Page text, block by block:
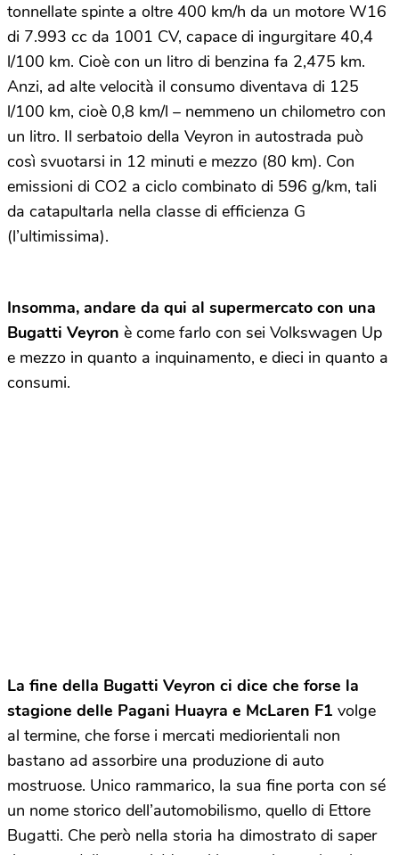
tonnellate spinte a oltre 400 km/h da un motore W16
di 7.993 cc da 1001 CV, capace di ingurgitare 40,4
l/100 km. Cioè con un litro di benzina fa 2,475 km.
Anzi, ad alte velocità il consumo diventava di 125
l/100 km, cioè 0,8 km/l – nemmeno un chilometro con
un litro. Il serbatoio della Veyron in autostrada può
così svuotarsi in 12 minuti e mezzo (80 km). Con
emissioni di CO2 a ciclo combinato di 596 g/km, tali
da catapultarla nella classe di efficienza G
(l’ultimissima).
Insomma, andare da qui al supermercato con una
Bugatti Veyron è come farlo con sei Volkswagen Up
e mezzo in quanto a inquinamento, e dieci in quanto a
consumi.
La fine della Bugatti Veyron ci dice che forse la
stagione delle Pagani Huayra e McLaren F1 volge
al termine, che forse i mercati mediorientali non
bastano ad assorbire una produzione di auto
mostruose. Unico rammarico, la sua fine porta con sé
un nome storico dell’automobilismo, quello di Ettore
Bugatti. Che però nella storia ha dimostrato di saper